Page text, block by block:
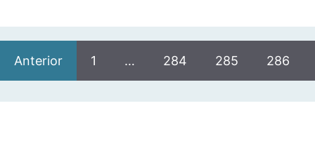
Anterior 1 … 284 285 286